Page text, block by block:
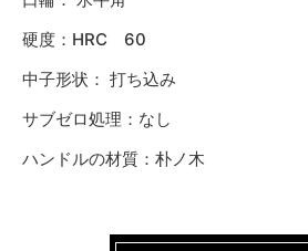
硬度：HRC 60
中子形状： 打ち込み
サブゼロ処理：なし
ハンドルの材質：朴ノ木